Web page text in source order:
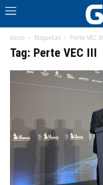
Inicio Etiquetas Perte VEC III
Tag: Perte VEC III